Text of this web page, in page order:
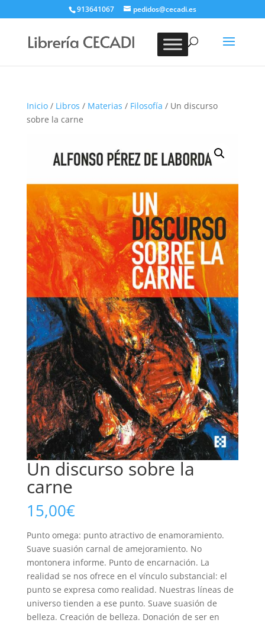
913641067 pedidos@cecadi.es
BUSCAR
Inicio/ Libros / Materias / Filosofía / Un discurso
sobre la carne
Un discurso sobre la
carne
15,00€
Punto omega: punto atractivo de enamoramiento.
Suave suasión carnal de amejoramiento. No
montonera informe. Punto de encarnación. La
realidad se nos ofrece en el vínculo substancial: el
punto se expresa como realidad. Nuestras líneas de
universo tienden a ese punto. Suave suasión de
belleza. Creación de belleza. Donación de ser en